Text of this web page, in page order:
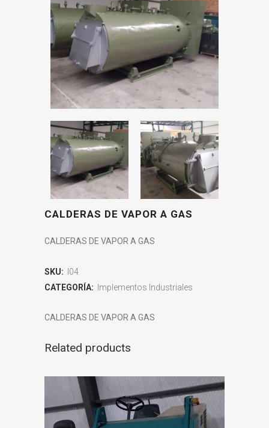
CALDERAS DE VAPOR A GAS
CALDERAS DE VAPOR A GAS
SKU:
I04
CATEGORÍA:
Implementos Industriales
CALDERAS DE VAPOR A GAS
Related products